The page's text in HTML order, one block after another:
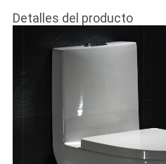
Detalles del producto